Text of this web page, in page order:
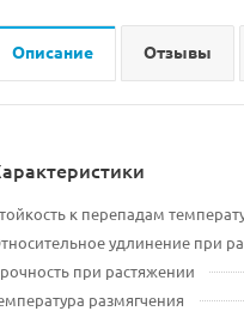
Описание Отзывы
к перепадам
удлинение при
при растяжении
размягчения